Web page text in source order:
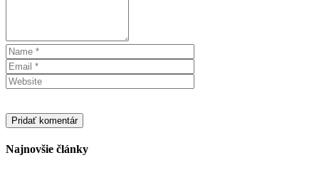
Najnovšie články